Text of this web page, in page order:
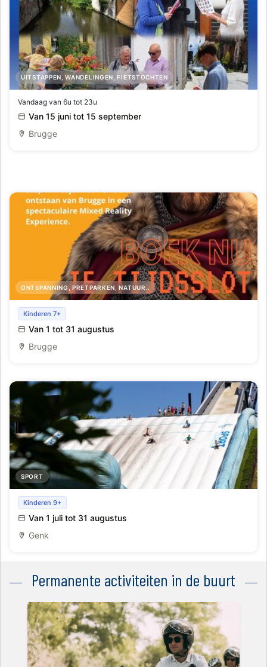
UITSTAPPEN, WANDELINGEN, FIETSTOCHTEN
Fotozoektocht 'Ogen open, een blik vertelt'
Vandaag van 6u tot 23u
Van 15 juni tot 15 september
Brugge
ONTSPANNING, PRETPARKEN, NATUUR..
Rise of Bruges - speel en beleef het ontstaan van
Brugge met familie en vrienden
Kinderen 7+
Van 1 tot 31 augustus
Brugge
SPORT
Vakantieaanbod: glijden van de airbag (groepsactiviteit)
Kinderen 9+
Van 1 juli tot 31 augustus
Genk
Permanente activiteiten in de buurt